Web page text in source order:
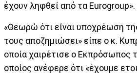
έχουν ληφθεί από τα Eurogroup».
«Θεωρώ ότι είναι υποχρέωση
τους αποζημιώσει» είπε ο κ.
οποία χαιρέτισε ο Εκπρόσωπος
οποίος ανέφερε ότι «έχουμε